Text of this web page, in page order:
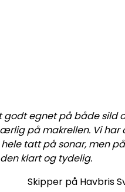
egnet på både sild
på makrellen. Vi har
tatt på sonar, men
den klart og tydelig.
Skipper på Havbris